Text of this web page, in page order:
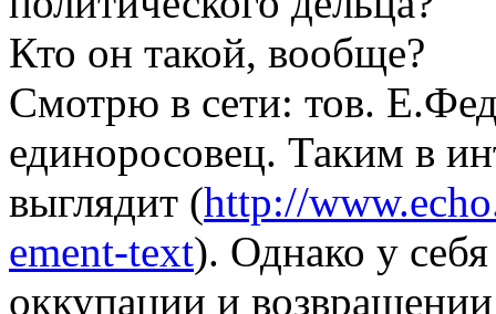
Кто он такой, вообще?
Смотрю в сети: тов.
единоросовец. Таким в
выглядит (http://
ement-text). Однако у себя
оккупации и